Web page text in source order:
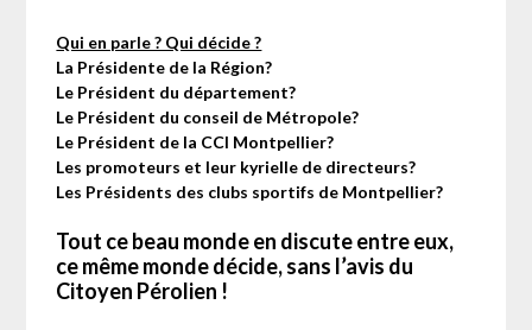
Qui en parle ? Qui décide ?
La Présidente de la Région?
Le Président du département?
Le Président du conseil de Métropole?
Le Président de la CCI Montpellier?
Les promoteurs et leur kyrielle de directeurs?
Les Présidents des clubs sportifs de Montpellier?
Tout ce beau monde en discute entre eux,
ce même monde décide, sans l’avis du
Citoyen Pérolien !